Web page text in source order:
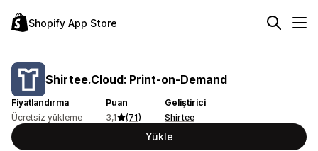
Shopify App Store
Shirtee.Cloud: Print‑on‑Demand
Fiyatlandırma
Ücretsiz yükleme
Puan
3,1
(71)
Geliştirici
Shirtee
Yükle